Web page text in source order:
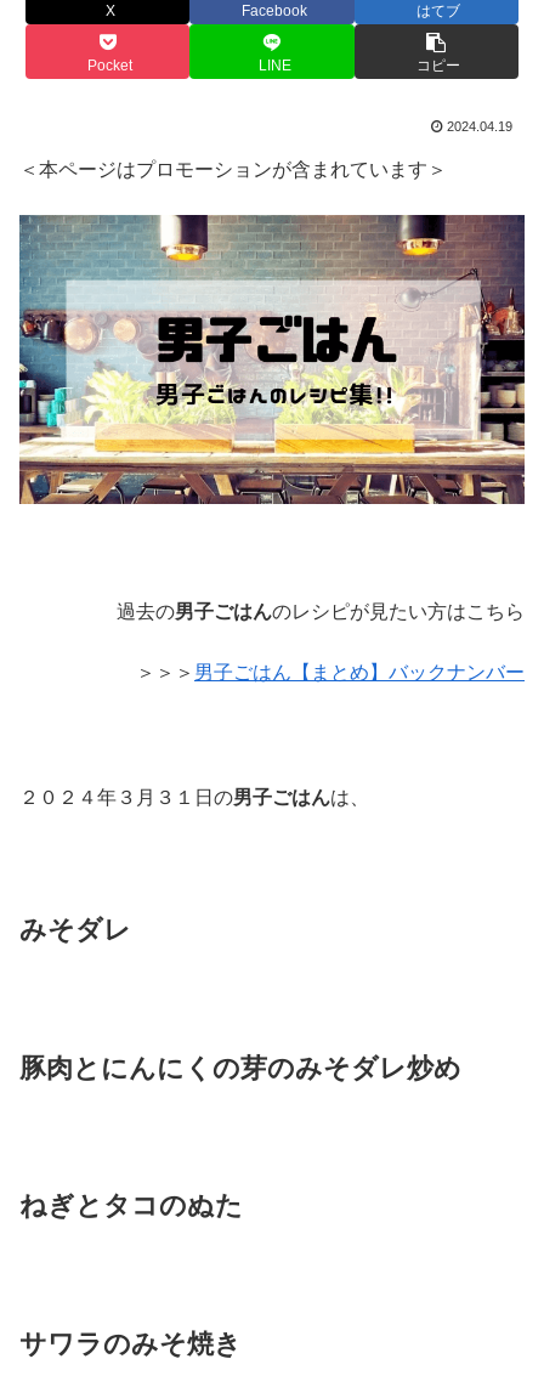
X Facebook はてブ
Pocket LINE コピー
2024.04.19
＜本ページはプロモーションが含まれています＞
過去の男子ごはんのレシピが見たい方はこちら
＞＞＞ 男子ごはん【まとめ】バックナンバー
２０２４年３月３１日の男子ごはんは、
みそダレ
豚肉とにんにくの芽のみそダレ炒め
ねぎとタコのぬた
サワラのみそ焼き